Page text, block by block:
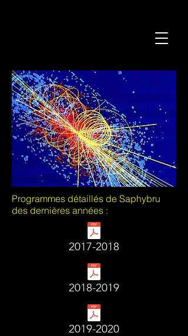
Programmes détaillés de Saphybru
des dernières années :
2017-2018
2018-2019
2019-2020